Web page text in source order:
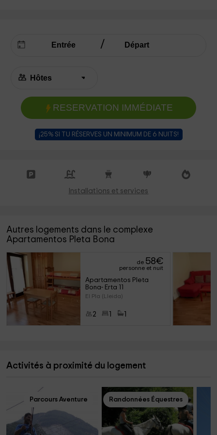
RESERVATION IMMÉDIATE
¡25% SI TU RÉSERVES UN MINIMUM DE 6 NUITS!
Installations et services
Autres logements dans le complexe
Apartamentos Pleta Bona
de 58€
personne et nuit
Apartamentos Pleta
Bona- Erta 11
El Pla (Lleida)
2
Activités à proximité du logement
Parcours Aventure Randonnées Équestres